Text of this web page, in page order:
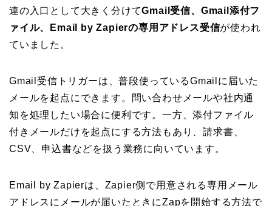
連の入口として大きく分けてGmail受信、Gmail添付フ
ァイル、Email by Zapierの専用アドレス受信が使われ
ていました。
Gmail受信トリガーは、普段使っているGmailに届いた
メールを起点にできます。問い合わせメールや社内通
知を処理したい場合に便利です。一方、添付ファイル
付きメールだけを起点にする方法もあり、請求書、
CSV、申込書などを扱う業務に向いています。
Email by Zapierは、Zapier側で用意される専用メール
アドレスにメールが届いたときにZapを開始する方法で